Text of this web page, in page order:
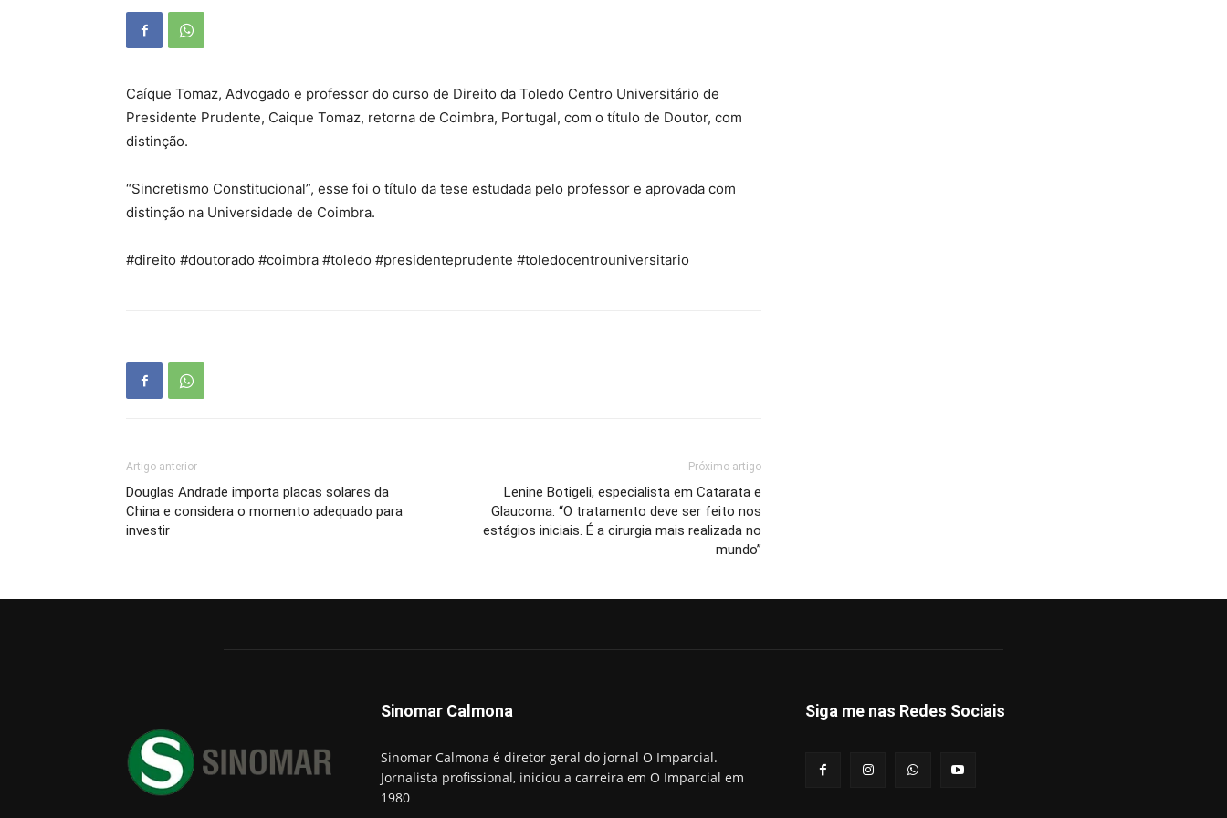
Caíque Tomaz, Advogado e professor do curso de Direito da Toledo Centro Universitário de
Presidente Prudente, Caique Tomaz, retorna de Coimbra, Portugal, com o título de Doutor, com
distinção.
“Sincretismo Constitucional”, esse foi o título da tese estudada pelo professor e aprovada com
distinção na Universidade de Coimbra.
#direito #doutorado #coimbra #toledo #presidenteprudente #toledocentrouniversitario
Artigo anterior
Douglas Andrade importa placas solares da
China e considera o momento adequado para
investir
Próximo artigo
Lenine Botigeli, especialista em Catarata e
Glaucoma: “O tratamento deve ser feito nos
estágios iniciais. É a cirurgia mais realizada no
mundo”
Sinomar Calmona
Sinomar Calmona é diretor geral do jornal O Imparcial.
Jornalista profissional, iniciou a carreira em O Imparcial em
1980
Siga me nas Redes Sociais